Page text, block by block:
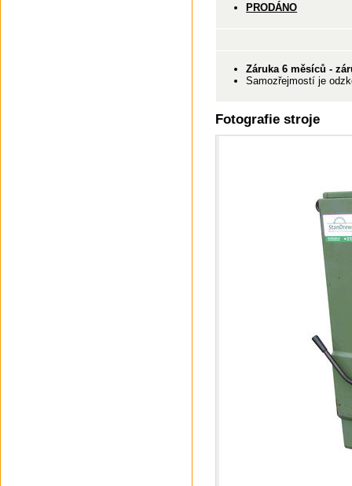
PRODÁNO
Záruka 6 měsíců -
Samozřejmostí je
Fotografie stroje